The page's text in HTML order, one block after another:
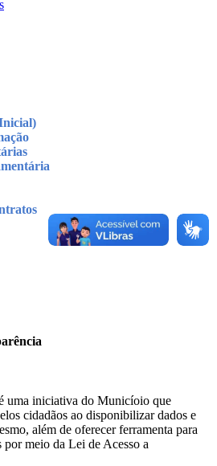
uma iniciativa do Municíoio que
cidadãos ao disponibilizar dados e
além de oferecer ferramenta para
meio da Lei de Acesso a